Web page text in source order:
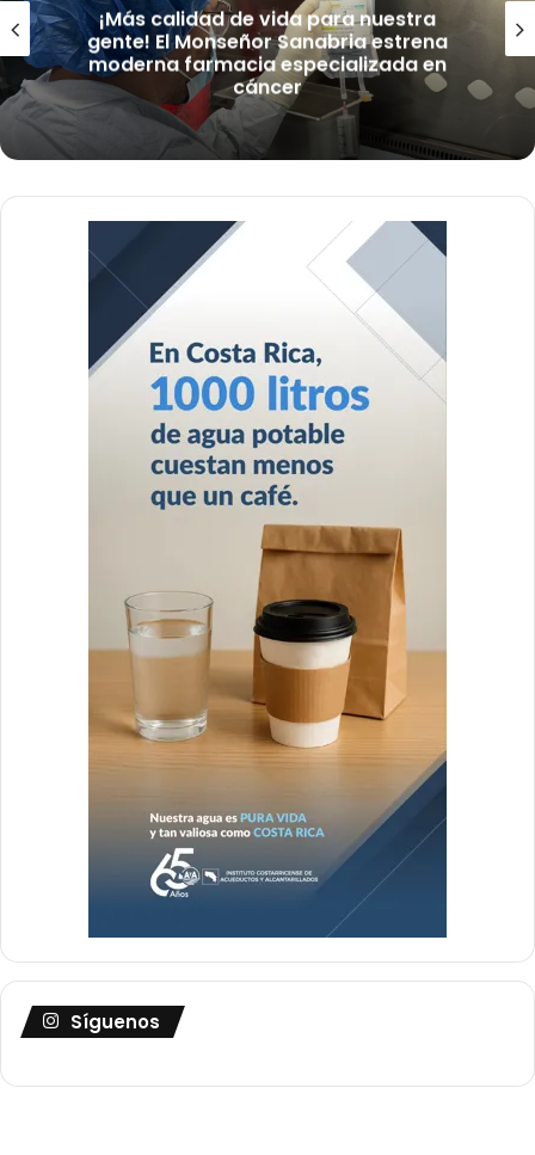
¡Más calidad de vida para nuestra
gente! El Monseñor Sanabria estrena
moderna farmacia especializada en
cáncer
Síguenos